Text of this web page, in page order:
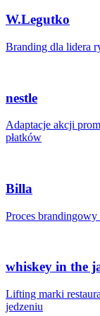
W.Legutko
Branding dla lidera
nestle
Adaptacje akcji
płatków
Billa
Proces
whiskey in the
Lifting marki
jedzeniu